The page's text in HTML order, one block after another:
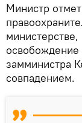
Министр
замминистра
совпадением.